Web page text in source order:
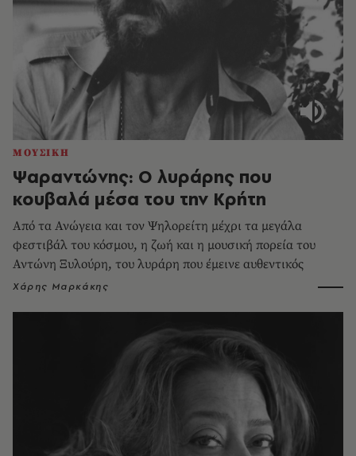
ΜΟΥΣΙΚΗ
Ψαραντώνης: Ο λυράρης που
κουβαλά μέσα του την Κρήτη
Από τα Ανώγεια και τον Ψηλορείτη μέχρι τα μεγάλα
φεστιβάλ του κόσμου, η ζωή και η μουσική πορεία του
Αντώνη Ξυλούρη, του λυράρη που έμεινε αυθεντικός
Χάρης Μαρκάκης